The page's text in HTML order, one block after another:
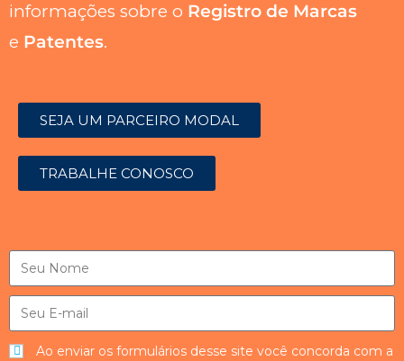
informações sobre o Registro de Marcas
e Patentes.
SEJA UM PARCEIRO MODAL
TRABALHE CONOSCO
Ao enviar os formulários desse site você concorda com a